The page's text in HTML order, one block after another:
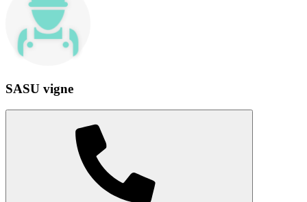
SASU vigne